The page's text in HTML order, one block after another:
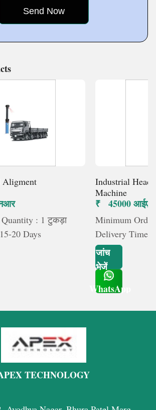
Aligment
: 1 टुकड़ा
20 Days
Industrial
Machine
₹ 45000
Minimum
Delivery Time :
जांच
भेजें
WhatsApp
TECHNOLOGY